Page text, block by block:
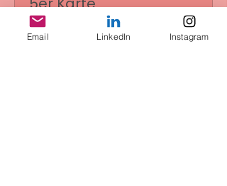
Daha Fazla Bilgi
Email LinkedIn Instagram